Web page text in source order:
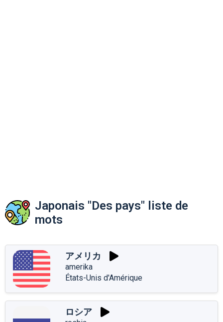
Japonais "Des pays" liste de
mots
アメリカ
amerika
États-Unis d'Amérique
ロシア